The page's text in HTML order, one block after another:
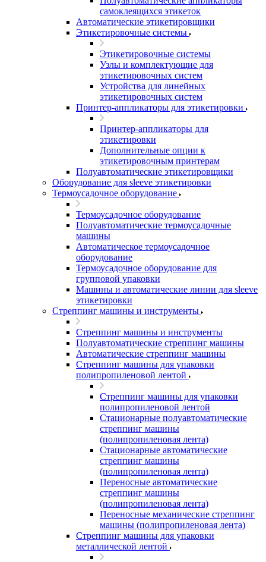
самоклеящихся этикеток
Автоматические этикетировщики
Этикетировочные системы
Этикетировочные системы
Узлы и комплектующие для
этикетировочных систем
Устройства для линейных
этикетировочных систем
Принтер-аппликаторы для этикетировки
Принтер-аппликаторы для
этикетировки
Дополнительные опции к
этикетировочным принтерам
Полуавтоматические этикетировщики
Оборудование для sleeve этикетировки
Термоусадочное оборудование
Термоусадочное оборудование
Полуавтоматические термоусадочные
машины
Автоматическое термоусадочное
оборудование
Термоусадочное оборудование для
групповой упаковки
Машины и автоматические линии для sleeve
этикетировки
Стреппинг машины и инструменты
Стреппинг машины и инструменты
Полуавтоматические стреппинг машины
Автоматические стреппинг машины
Стреппинг машины для упаковки
полипропиленовой лентой
Стреппинг машины для упаковки
полипропиленовой лентой
Стационарные полуавтоматические
стреппинг машины
(полипропиленовая лента)
Стационарные автоматические
стреппинг машины
(полипропиленовая лента)
Переносные автоматические
стреппинг машины
(полипропиленовая лента)
Переносные механические стреппинг
машины (полипропиленовая лента)
Стреппинг машины для упаковки
металлической лентой